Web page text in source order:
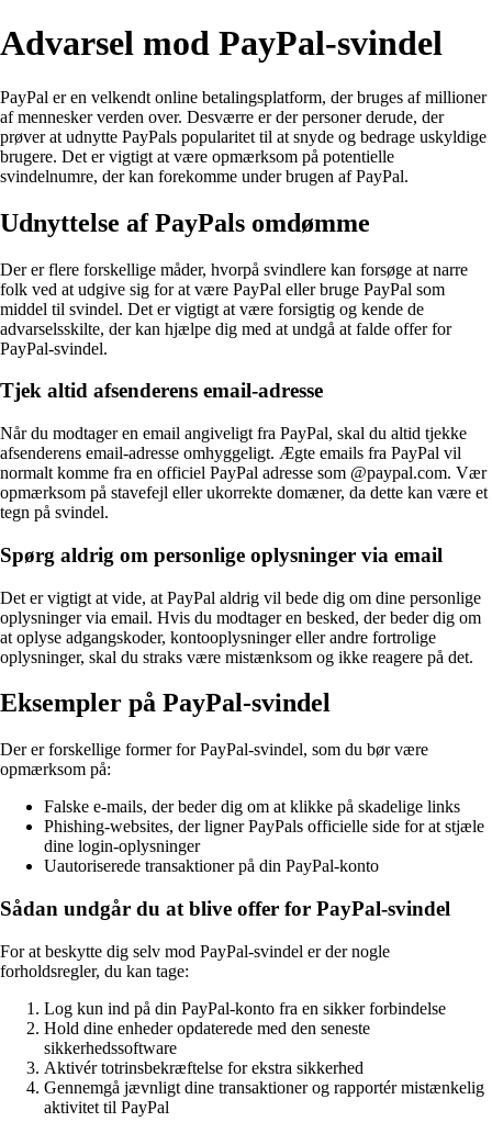
Advarsel mod PayPal-svindel
PayPal er en velkendt online betalingsplatform, der bruges af millioner
af mennesker verden over. Desværre er der personer derude, der
prøver at udnytte PayPals popularitet til at snyde og bedrage uskyldige
brugere. Det er vigtigt at være opmærksom på potentielle
svindelnumre, der kan forekomme under brugen af PayPal.
Udnyttelse af PayPals omdømme
Der er flere forskellige måder, hvorpå svindlere kan forsøge at narre
folk ved at udgive sig for at være PayPal eller bruge PayPal som
middel til svindel. Det er vigtigt at være forsigtig og kende de
advarselsskilte, der kan hjælpe dig med at undgå at falde offer for
PayPal-svindel.
Tjek altid afsenderens email-adresse
Når du modtager en email angiveligt fra PayPal, skal du altid tjekke
afsenderens email-adresse omhyggeligt. Ægte emails fra PayPal vil
normalt komme fra en officiel PayPal adresse som @paypal.com. Vær
opmærksom på stavefejl eller ukorrekte domæner, da dette kan være et
tegn på svindel.
Spørg aldrig om personlige oplysninger via email
Det er vigtigt at vide, at PayPal aldrig vil bede dig om dine personlige
oplysninger via email. Hvis du modtager en besked, der beder dig om
at oplyse adgangskoder, kontooplysninger eller andre fortrolige
oplysninger, skal du straks være mistænksom og ikke reagere på det.
Eksempler på PayPal-svindel
Der er forskellige former for PayPal-svindel, som du bør være
opmærksom på:
Falske e-mails, der beder dig om at klikke på skadelige links
Phishing-websites, der ligner PayPals officielle side for at stjæle
dine login-oplysninger
Uautoriserede transaktioner på din PayPal-konto
Sådan undgår du at blive offer for PayPal-svindel
For at beskytte dig selv mod PayPal-svindel er der nogle
forholdsregler, du kan tage:
Log kun ind på din PayPal-konto fra en sikker forbindelse
Hold dine enheder opdaterede med den seneste
sikkerhedssoftware
Aktivér totrinsbekræftelse for ekstra sikkerhed
Gennemgå jævnligt dine transaktioner og rapportér mistænkelig
aktivitet til PayPal